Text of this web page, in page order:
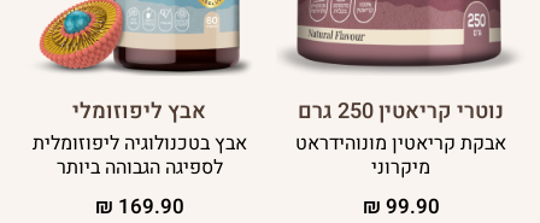
נוטרי קריאטין 250 גרם
אבקת קריאטין מונוהידראט
מיקרוני
99.90
₪
אבץ ליפוזומלי
אבץ בטכנולוגיה ליפוזומלית
לספיגה הגבוהה ביותר
169.90
₪